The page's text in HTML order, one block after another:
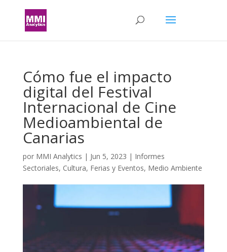
Cómo fue el impacto
digital del Festival
Internacional de Cine
Medioambiental de
Canarias
por MMI Analytics | Jun 5, 2023 | Informes
Sectoriales, Cultura, Ferias y Eventos, Medio Ambiente